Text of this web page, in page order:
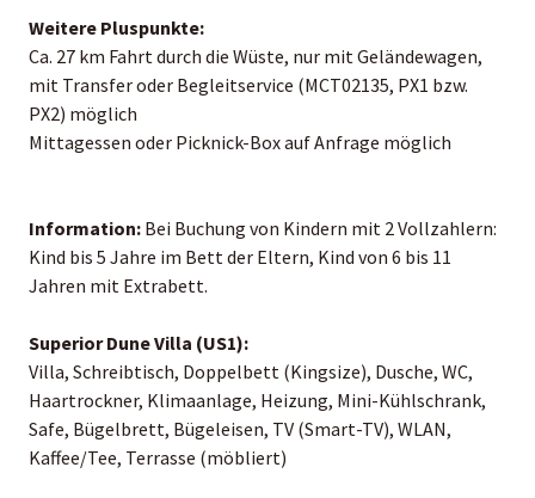
Weitere Pluspunkte:
Ca. 27 km Fahrt durch die Wüste, nur mit Geländewagen,
mit Transfer oder Begleitservice (MCT02135, PX1 bzw.
PX2) möglich
Mittagessen oder Picknick-Box auf Anfrage möglich
Information: Bei Buchung von Kindern mit 2 Vollzahlern:
Kind bis 5 Jahre im Bett der Eltern, Kind von 6 bis 11
Jahren mit Extrabett.
Superior Dune Villa (US1):
Villa, Schreibtisch, Doppelbett (Kingsize), Dusche, WC,
Haartrockner, Klimaanlage, Heizung, Mini-Kühlschrank,
Safe, Bügelbrett, Bügeleisen, TV (Smart-TV), WLAN,
Kaffee/Tee, Terrasse (möbliert)